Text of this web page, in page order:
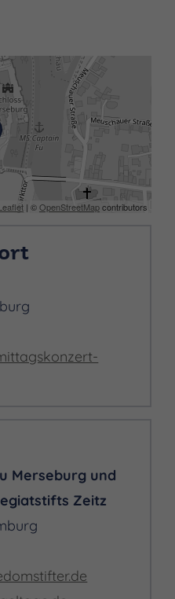
| ©OpenStreetMapcontributors
Merseburg und
Zeitz